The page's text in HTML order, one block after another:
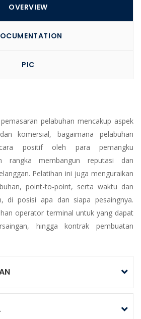
OVERVIEW
PIC
pelabuhan mencakup aspek
komersial, bagaimana pelabuhan
positif oleh para pemangku
rangka membangun reputasi dan
Pelatihan ini juga menguraikan
point-to-point, serta waktu dan
di posisi apa dan siapa pesaingnya.
operator terminal untuk yang dapat
hingga kontrak pembuatan